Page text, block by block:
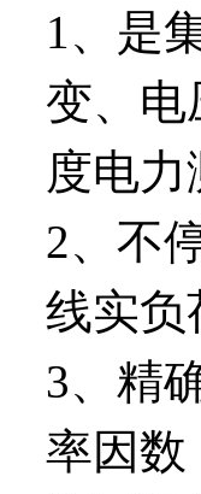
1、是
变、电
度电
2、不
线实负
3、精
率因数